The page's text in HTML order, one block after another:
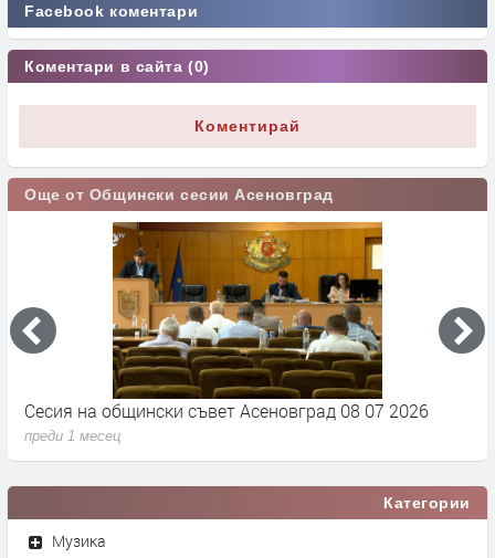
Facebook коментари
Коментари в сайта (0)
Коментирай
Още от Общински сесии Асеновград
Сесия на общински съвет Асеновград 08 07 2026
преди 1 месец
Категории
Музика